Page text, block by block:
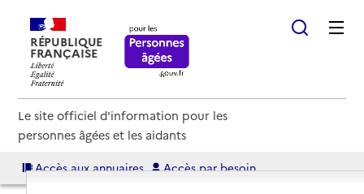
RÉPUBLIQUE
FRANÇAISE
Le site officiel d'information pour les
personnes âgées et les aidants
Accès aux annuaires Accès par besoin